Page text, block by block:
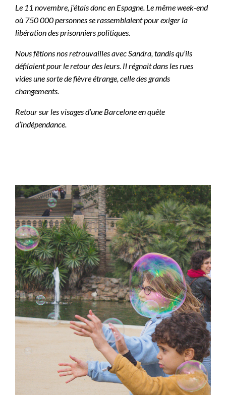
Le 11 novembre, j’étais donc en Espagne. Le même week-end
où 750 000 personnes se rassemblaient pour exiger la
libération des prisonniers politiques.
Nous fêtions nos retrouvailles avec Sandra, tandis qu’ils
défilaient pour le retour des leurs. Il régnait dans les rues
vides une sorte de fièvre étrange, celle des grands
changements.
Retour sur les visages d’une Barcelone en quête
d’indépendance.